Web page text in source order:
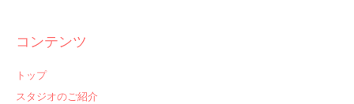
コンテンツ
トップ
スタジオのご紹介